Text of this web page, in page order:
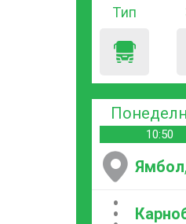
Тип
10:50
Ямбол
...